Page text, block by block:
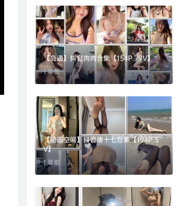
【岛遇】抖音肉肉合集【154P 79V】
1 年前
【秘语空间】抖音唐十七合集【194P 3
V】
1 年前